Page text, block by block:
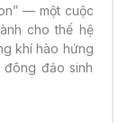
— một cuộc
cho thế hệ
khí hào hứng
đảo sinh